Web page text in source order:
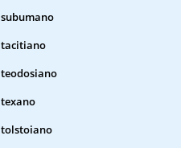
subumano
tacitiano
teodosiano
texano
tolstoiano